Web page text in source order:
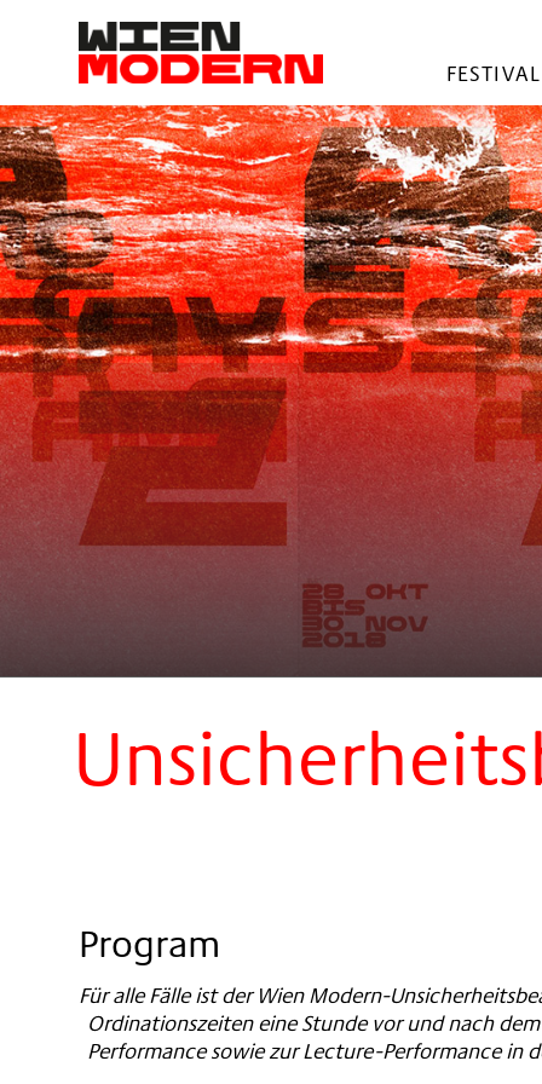
springen
Program
Für alle Fälle ist der Wien Modern-
Ordinationszeiten eine Stunde vor und nach
Performance sowie zur Lecture-Performance in